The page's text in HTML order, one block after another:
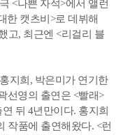
<나쁜 자석>에서 앨런
한 캣츠비>로 데뷔해
고, 최근엔 <리걸리 블
지희, 박은미가 연기한
선영의 출연은 <빨래>
뒤 4년만이다. 홍지희
작품에 출연해왔다. <런